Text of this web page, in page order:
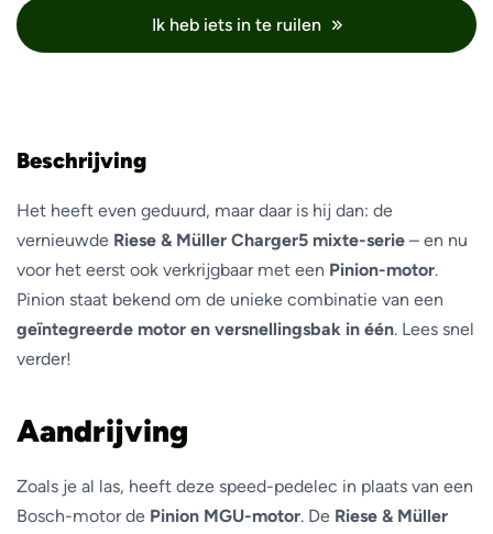
Ik heb iets in te ruilen
Beschrijving
Het heeft even geduurd, maar daar is hij dan: de
vernieuwde Riese & Müller Charger5 mixte-serie – en nu
voor het eerst ook verkrijgbaar met een Pinion-motor.
Pinion staat bekend om de unieke combinatie van een
geïntegreerde motor en versnellingsbak in één. Lees snel
verder!
Aandrijving
Zoals je al las, heeft deze speed-pedelec in plaats van een
Bosch-motor de Pinion MGU-motor. De Riese & Müller